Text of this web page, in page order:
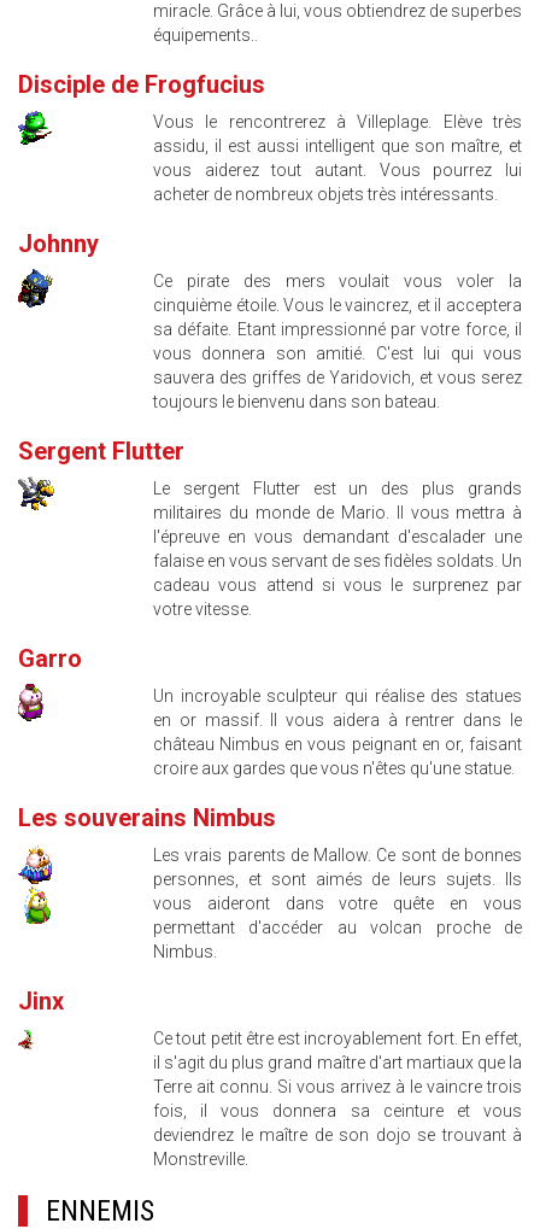
miracle. Grâce à lui, vous obtiendrez de superbes
équipements..
Disciple de Frogfucius
Vous le rencontrerez à Villeplage. Elève très
assidu, il est aussi intelligent que son maître, et
vous aiderez tout autant. Vous pourrez lui
acheter de nombreux objets très intéressants.
Johnny
Ce pirate des mers voulait vous voler la
cinquième étoile. Vous le vaincrez, et il acceptera
sa défaite. Etant impressionné par votre force, il
vous donnera son amitié. C'est lui qui vous
sauvera des griffes de Yaridovich, et vous serez
toujours le bienvenu dans son bateau.
Sergent Flutter
Le sergent Flutter est un des plus grands
militaires du monde de Mario. Il vous mettra à
l'épreuve en vous demandant d'escalader une
falaise en vous servant de ses fidèles soldats. Un
cadeau vous attend si vous le surprenez par
votre vitesse.
Garro
Un incroyable sculpteur qui réalise des statues
en or massif. Il vous aidera à rentrer dans le
château Nimbus en vous peignant en or, faisant
croire aux gardes que vous n'êtes qu'une statue.
Les souverains Nimbus
Les vrais parents de Mallow. Ce sont de bonnes
personnes, et sont aimés de leurs sujets. Ils
vous aideront dans votre quête en vous
permettant d'accéder au volcan proche de
Nimbus.
Jinx
Ce tout petit être est incroyablement fort. En effet,
il s'agit du plus grand maître d'art martiaux que la
Terre ait connu. Si vous arrivez à le vaincre trois
fois, il vous donnera sa ceinture et vous
deviendrez le maître de son dojo se trouvant à
Monstreville.
ENNEMIS